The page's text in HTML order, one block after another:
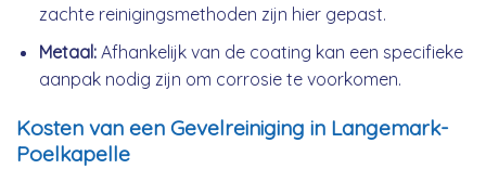
zachte reinigingsmethoden zijn hier gepast.
Metaal:Afhankelijk van de coating kan een specifieke
aanpak nodig zijn om corrosie te voorkomen.
Kosten van een Gevelreiniging in Langemark-
Poelkapelle